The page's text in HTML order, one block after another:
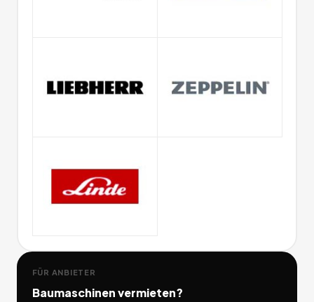
FÜR ANBIETER
Baumaschinenvermieten?